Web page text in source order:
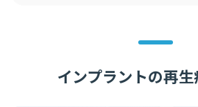
インプラントの再